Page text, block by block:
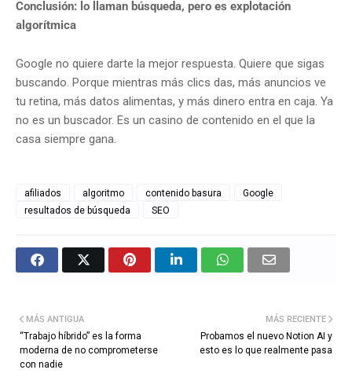
Conclusión: lo llaman búsqueda, pero es explotación
algorítmica
Google no quiere darte la mejor respuesta. Quiere que sigas
buscando. Porque mientras más clics das, más anuncios ve
tu retina, más datos alimentas, y más dinero entra en caja. Ya
no es un buscador. Es un casino de contenido en el que la
casa siempre gana.
afiliados algoritmo contenido basura
Google
resultados de búsqueda
SEO
MÁS RECIENTE
Probamos el nuevo Notion AI y
esto es lo que realmente pasa
MÁS ANTIGUA
“Trabajo híbrido” es la forma
moderna de no comprometerse
con nadie